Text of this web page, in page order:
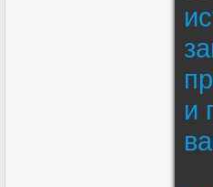
и